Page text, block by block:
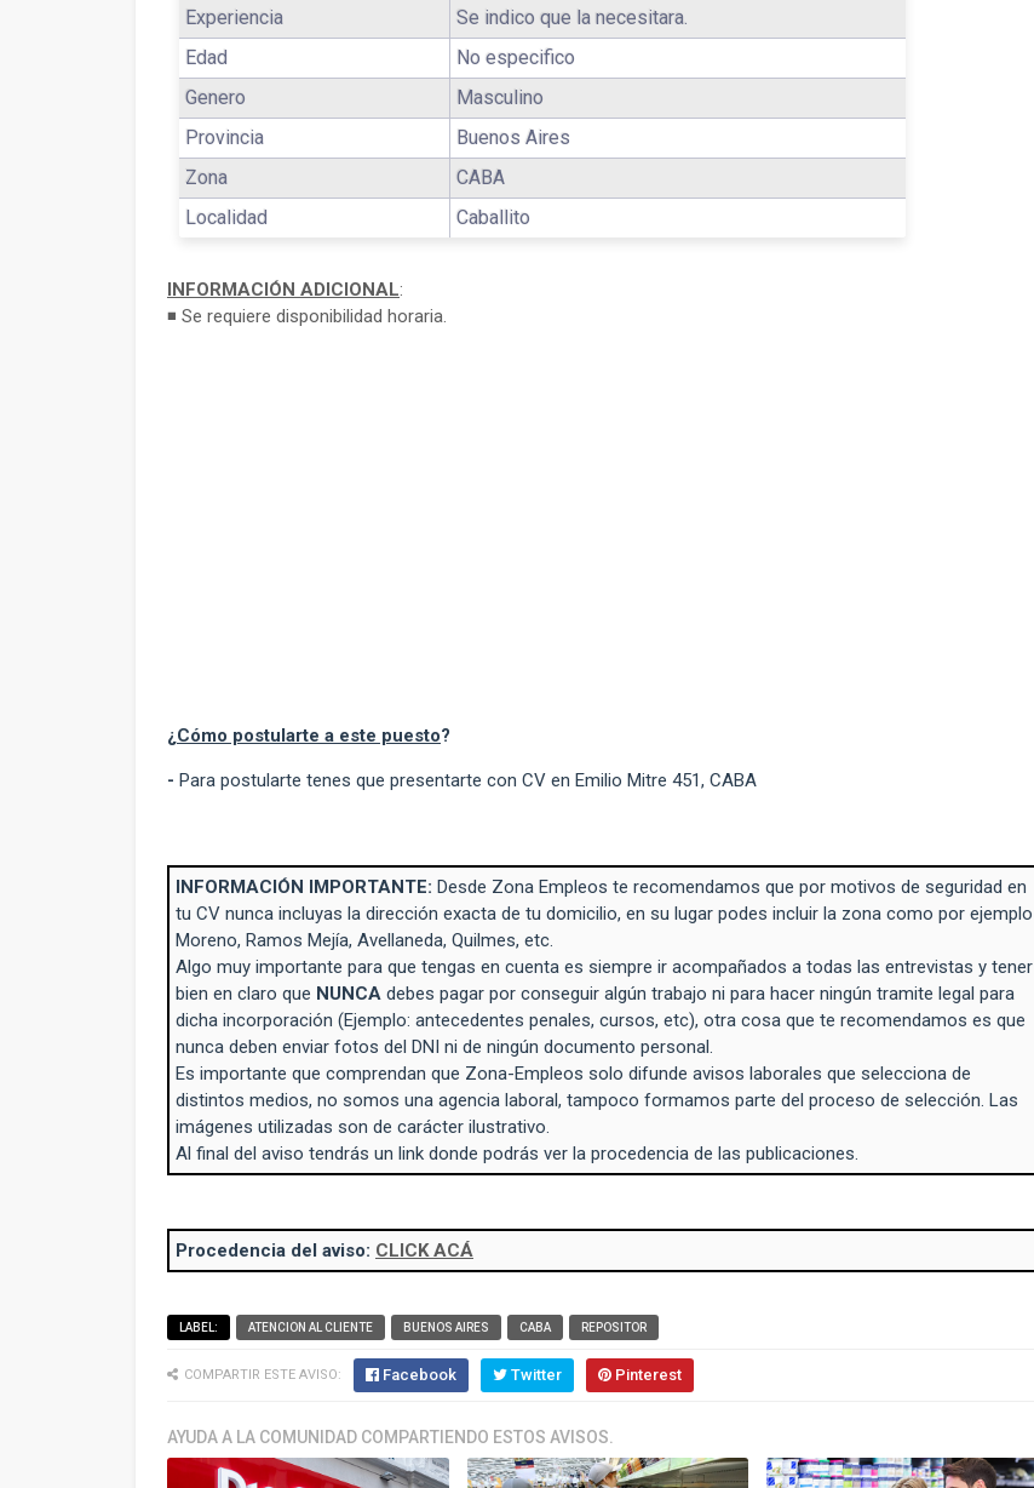
Experiencia
Se indico que la necesitara.
Edad
No especifico
Genero
Masculino
Provincia
Buenos Aires
Zona
CABA
Localidad
Caballito
INFORMACIÓN ADICIONAL:
◾ Se requiere disponibilidad horaria.
¿ Cómo postularte a este puesto?
- Para postularte tenes que presentarte con CV en Emilio Mitre 451, CABA
INFORMACIÓN IMPORTANTE: Desde Zona Empleos te recomendamos que por motivos de seguridad en
tu CV nunca incluyas la dirección exacta de tu domicilio, en su lugar podes incluir la zona como por ejemplo
Moreno, Ramos Mejía, Avellaneda, Quilmes, etc.
Algo muy importante para que tengas en cuenta es siempre ir acompañados a todas las entrevistas y tener
bien en claro que NUNCA debes pagar por conseguir algún trabajo ni para hacer ningún tramite legal para
dicha incorporación (Ejemplo: antecedentes penales, cursos, etc), otra cosa que te recomendamos es que
nunca deben enviar fotos del DNI ni de ningún documento personal.
Es importante que comprendan que Zona-Empleos solo difunde avisos laborales que selecciona de
distintos medios, no somos una agencia laboral, tampoco formamos parte del proceso de selección. Las
imágenes utilizadas son de carácter ilustrativo.
Al final del aviso tendrás un link donde podrás ver la procedencia de las publicaciones.
Procedencia del aviso: CLICK ACÁ
LABEL: ATENCION AL CLIENTE BUENOS AIRES CABA REPOSITOR
COMPARTIR ESTE AVISO: Facebook Twitter Pinterest
AYUDA A LA COMUNIDAD COMPARTIENDO ESTOS AVISOS.